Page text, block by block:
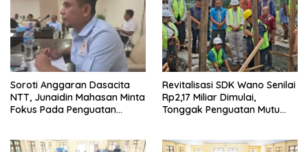
Soroti Anggaran Dasacita
NTT, Junaidin Mahasan Minta
Fokus Pada Penguatan
Revitalisasi SDK Wano Senilai
Rp2,17 Miliar Dimulai,
Tonggak Penguatan Mutu